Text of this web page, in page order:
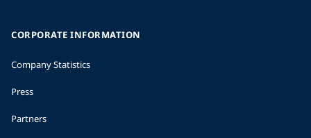
CORPORATE INFORMATION
Company Statistics
Press
Partners